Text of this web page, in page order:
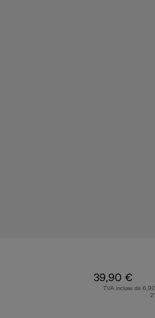
39,90 €
TVA incluse de